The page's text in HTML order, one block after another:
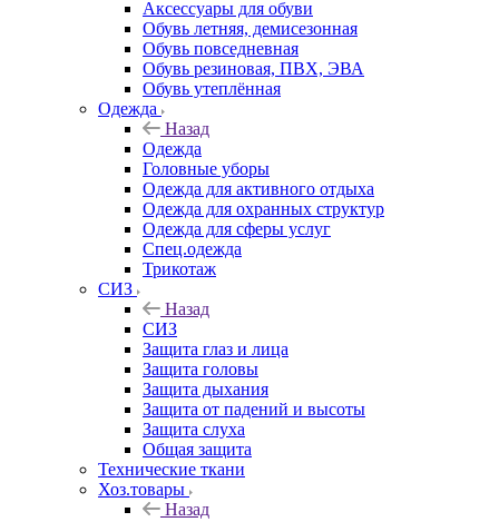
Аксессуары для обуви
Обувь летняя, демисезонная
Обувь повседневная
Обувь резиновая, ПВХ, ЭВА
Обувь утеплённая
Одежда
Назад
Одежда
Головные уборы
Одежда для активного отдыха
Одежда для охранных структур
Одежда для сферы услуг
Спец.одежда
Трикотаж
СИЗ
Назад
СИЗ
Защита глаз и лица
Защита головы
Защита дыхания
Защита от падений и высоты
Защита слуха
Общая защита
Технические ткани
Хоз.товары
Назад